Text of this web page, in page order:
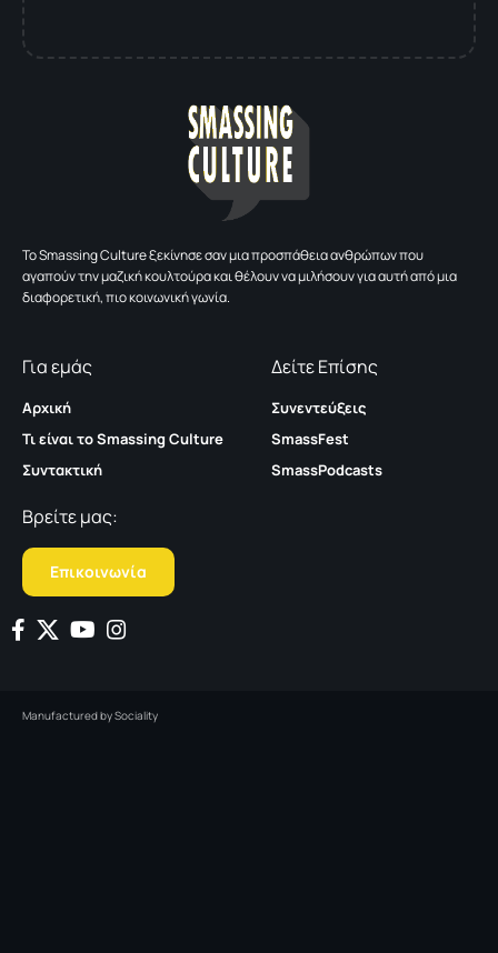
To Smassing Culture ξεκίνησε σαν μια προσπάθεια ανθρώπων που
αγαπούν την μαζική κουλτούρα και θέλουν να μιλήσουν για αυτή από μια
διαφορετική, πιο κοινωνική γωνία.
Για εμάς
Αρχική
Τι είναι το Smassing Culture
Συντακτική
Δείτε Επίσης
Συνεντεύξεις
SmassFest
SmassPodcasts
Βρείτε μας:
Επικοινωνία
Manufactured bySociality